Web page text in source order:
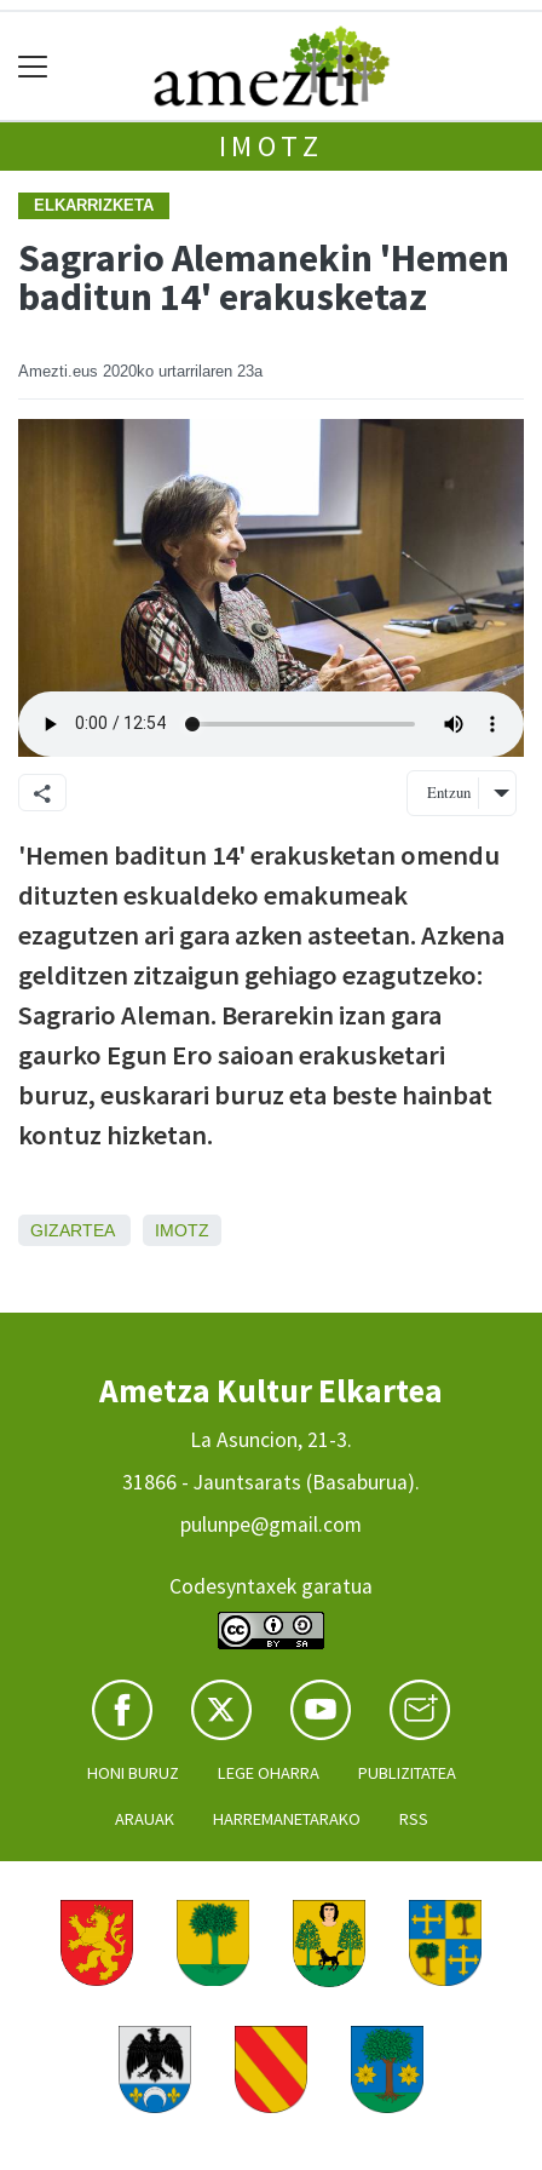
IMOTZ
ELKARRIZKETA
Sagrario Alemanekin 'Hemen
baditun 14' erakusketaz
Amezti.eus 2020ko urtarrilaren 23a
Entzun
'Hemen baditun 14' erakusketan omendu
dituzten eskualdeko emakumeak
ezagutzen ari gara azken asteetan. Azkena
gelditzen zitzaigun gehiago ezagutzeko:
Sagrario Aleman. Berarekin izan gara
gaurko Egun Ero saioan erakusketari
buruz, euskarari buruz eta beste hainbat
kontuz hizketan.
GIZARTEA IMOTZ
Ametza Kultur Elkartea
La Asuncion, 21-3.
31866 - Jauntsarats (Basaburua).
pulunpe@gmail.com
Codesyntaxek garatua
HONI BURUZ LEGE OHARRA PUBLIZITATEA
ARAUAK HARREMANETARAKO RSS